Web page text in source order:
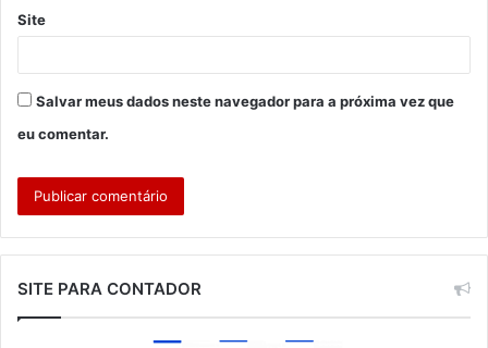
Site
Salvar meus dados neste navegador para a próxima vez que
eu comentar.
SITE PARA CONTADOR